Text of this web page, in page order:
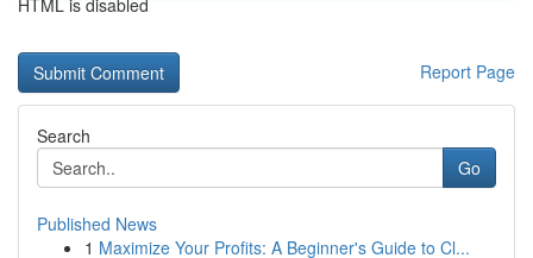
HTML is disabled
Report Page
Search
Go
Published News
1 Maximize Your Profits: A Beginner's Guide to Cl...